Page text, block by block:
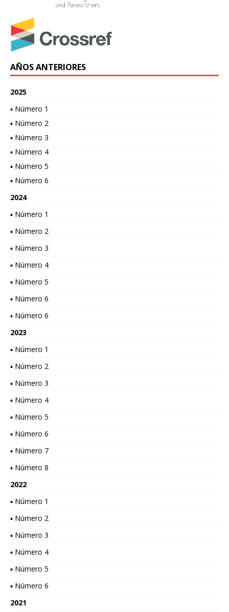
AÑOS ANTERIORES
2025
▪ Número 1
▪ Número 2
▪ Número 3
▪ Número 4
▪ Número 5
▪ Número 6
2024
▪ Número 1
▪ Número 2
▪ Número 3
▪ Número 4
▪ Número 5
▪ Número 6
▪ Número 6
2023
▪ Número 1
▪ Número 2
▪ Número 3
▪ Número 4
▪ Número 5
▪ Número 6
▪ Número 7
▪ Número 8
2022
▪ Número 1
▪ Número 2
▪ Número 3
▪ Número 4
▪ Número 5
▪ Número 6
2021